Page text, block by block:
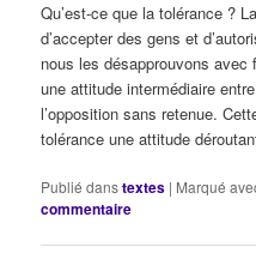
Qu’est-ce que la tolérance ?
d’accepter des gens et
nous les désapprouvons
une attitude intermédiaire
l’opposition sans retenue.
tolérance une attitude
Publié danstextes | Marqué
commentaire